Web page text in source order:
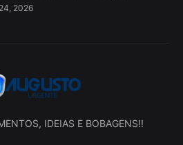
2026
IDEIAS E BOBAGENS!!